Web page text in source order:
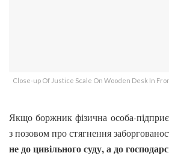
Close-up Of Justice Scale On Wooden Desk In
Якщо боржник фізична особа-
з позовом про стягнення
не до цивільного суду, а до